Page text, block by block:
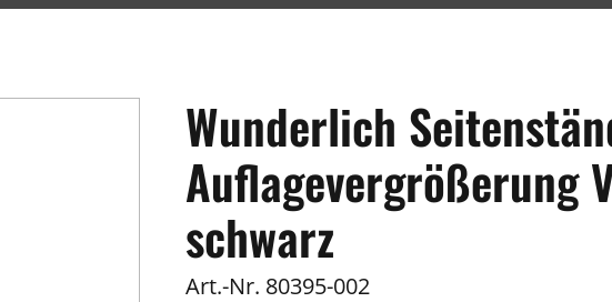
Wunderlich
Auflagevergrößerung
schwarz
Art.-Nr. 80395-002